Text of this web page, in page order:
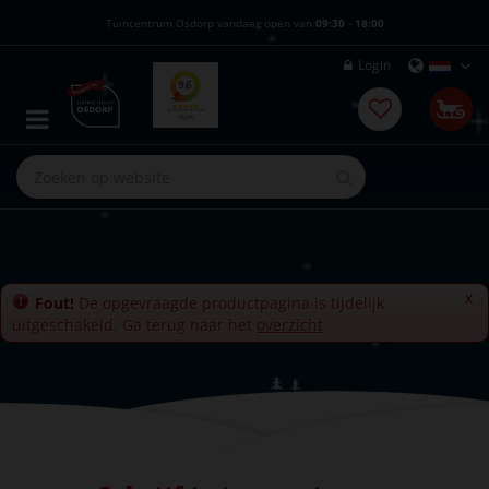
Tuincentrum Osdorp vandaag open van 09:30 - 18:00
Login
x
Fout! De opgevraagde productpagina is tijdelijk
uitgeschakeld. Ga terug naar het overzicht